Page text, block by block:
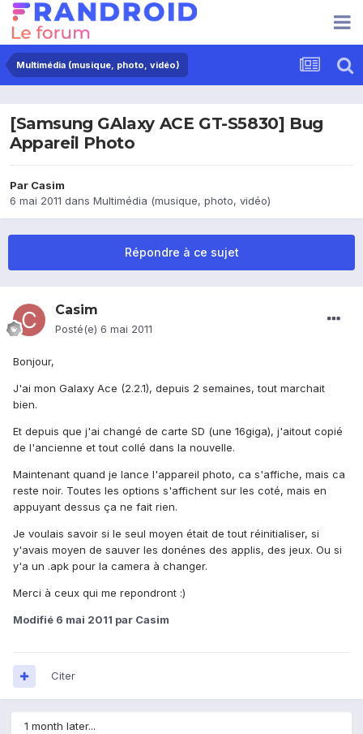
Multimédia (musique, photo, vidéo)
[Samsung GAlaxy ACE GT-S5830] Bug
Appareil Photo
Par Casim
6 mai 2011 dans Multimédia (musique, photo, vidéo)
Répondre à ce sujet
Casim
Posté(e) 6 mai 2011
Bonjour,
J'ai mon Galaxy Ace (2.2.1), depuis 2 semaines, tout marchait
bien.
Et depuis que j'ai changé de carte SD (une 16giga), j'aitout copié
de l'ancienne et tout collé dans la nouvelle.
Maintenant quand je lance l'appareil photo, ca s'affiche, mais ca
reste noir. Toutes les options s'affichent sur les coté, mais en
appuyant dessus ça ne fait rien.
Je voulais savoir si le seul moyen était de tout réinitialiser, si
y'avais moyen de sauver les donénes des applis, des jeux. Ou si
y'a un .apk pour la camera à changer.
Merci à ceux qui me repondront :)
Modifié 6 mai 2011 par Casim
Citer
1 month later...